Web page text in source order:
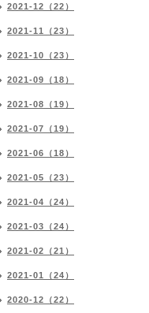
2021-12（22）
2021-11（23）
2021-10（23）
2021-09（18）
2021-08（19）
2021-07（19）
2021-06（18）
2021-05（23）
2021-04（24）
2021-03（24）
2021-02（21）
2021-01（24）
2020-12（22）